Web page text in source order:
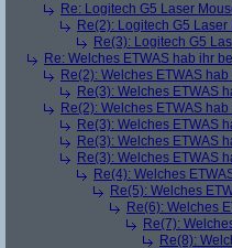
Re: Logitech G5 Laser
Re(2): Logitech G5 Laser
Re(3): Logitech G5
Re: Welches ETWAS hab ihr
Re(2): Welches ETWAS
Re(3): Welches ETWAS
Re(2): Welches ETWAS
Re(3): Welches ETWAS
Re(3): Welches ETWAS
Re(3): Welches ETWAS
Re(4): Welches
Re(5): Welches
Re(6): Welches
Re(7):
Re(8):